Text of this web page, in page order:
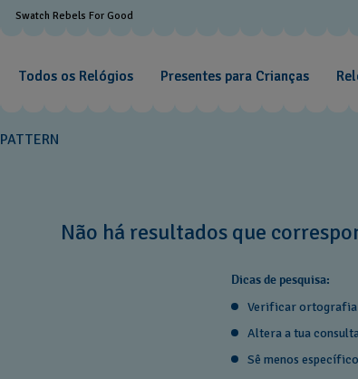
Swatch Rebels For Good
Todos os Relógios Presentes para Crianças
PATTERN
Não há resultados que
Dicas de pesquisa:
Verificar ortografia
Altera a tua
Sê menos específico